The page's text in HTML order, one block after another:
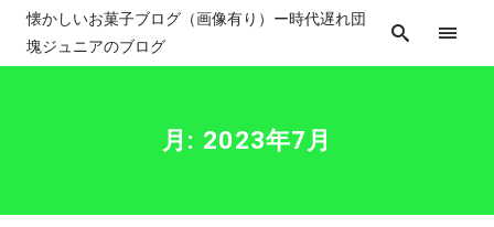
懐かしいお菓子ブログ（画像有り）ー時代遅れ団
塊ジュニアのブログ
月: 2023年7月